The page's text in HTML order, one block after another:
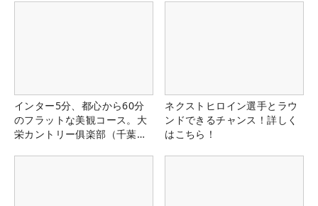
インター5分、都心から60分
のフラットな美観コース。大
栄カントリー俱楽部（千葉
ネクストヒロイン選手とラウ
ンドできるチャンス！詳しく
はこちら！